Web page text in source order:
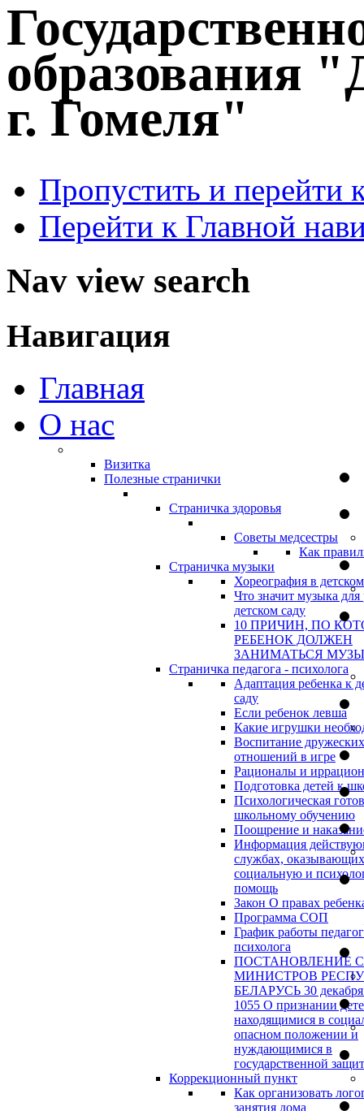
образования
г. Гомеля"
Пропустить и перейти
Перейти к Главной
Nav view search
Навигация
Главная
О нас
Визитка
Полезные странички
Страничка здоровья
Советы медсестры
Как
Страничка музыки
Хореография в
Что значит музыка для
детском саду
10 ПРИЧИН, ПО
РЕБЕНОК ДОЛЖЕН
ЗАНИМАТЬСЯ
Страничка педагога - психолога
Адаптация ребенка к
саду
Если ребенок левша
Какие игрушки
Воспитание дружеских
отношений в игре
Рационалы и
Подготовка детей к
Психологическая
школьному обучению
Поощрение и
Информация
службах, оказывающих
социальную и
помощь
Закон О правах
Программа СОП
График работы
психолога
ПОСТАНОВЛЕНИЕ
МИНИСТРОВ
БЕЛАРУСЬ 30
1055 О признании
находящимися в
опасном положении и
нуждающимися в
государственной
Коррекционный пункт
Как организовать
занятия дома